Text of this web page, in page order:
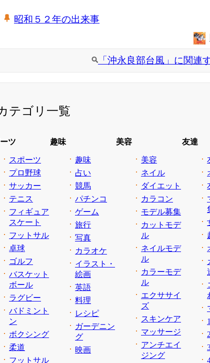
昭和５２年の出来事
「沖永良部台風」に関連
テゴリ一覧
ツ
スポーツ
プロ野球
サッカー
テニス
フィギュア
スケート
フットサル
卓球
ゴルフ
バスケット
ボール
ラグビー
バドミント
ン
ボクシング
柔道
フットサル
趣味
趣味
占い
競馬
パチンコ
ゲーム
旅行
写真
カラオケ
イラスト・
絵画
英語
料理
レシピ
ガーデニン
グ
映画
美容
美容
ネイル
ダイエット
カラコン
モデル募集
カットモデ
ル
ネイルモデ
ル
カラーモデ
ル
エクササイ
ズ
スキンケア
マッサージ
アンチエイ
ジング
友達